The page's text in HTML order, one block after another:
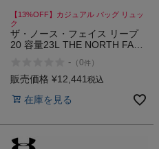
【13%OFF】カジュアル バッグ リュッ
ク
ザ・ノース・フェイス リープ
20 容量23L THE NORTH FACE
- （0件 ）
販売価格 ¥12,441 税込
在庫を見る